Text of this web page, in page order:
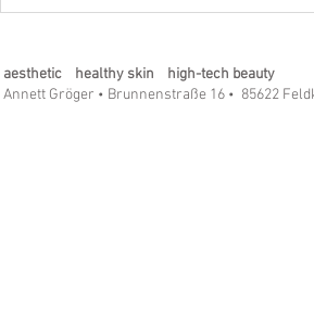
aesthetic healthy skin high-tech beauty
Annett Gröger • Brunnenstraße 16 • 85622